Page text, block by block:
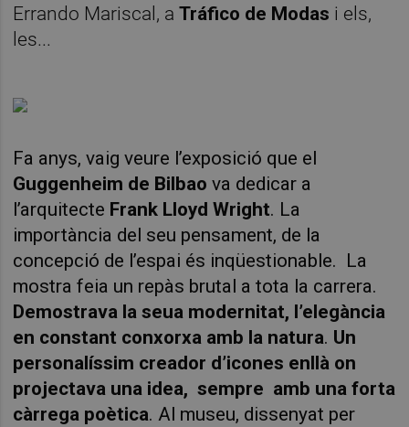
Errando Mariscal, aTráfico de Modas i els,
les...
Fa anys, vaig veure l’exposició que el
Guggenheim de Bilbao va dedicar a
l’arquitecte Frank Lloyd Wright. La
importància del seu pensament, de la
concepció de l’espai és inqüestionable. La
mostra feia un repàs brutal a tota la carrera.
Demostrava la seua modernitat, l’elegància
en constant conxorxa amb la natura. Un
personalíssim creador d’icones enllà on
projectava una idea, sempre amb una forta
càrrega poètica. Al museu, dissenyat per